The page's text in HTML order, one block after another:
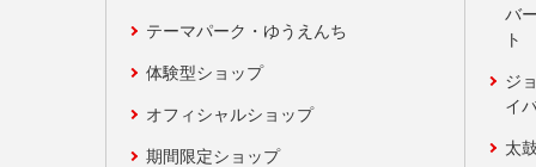
テーマパーク・ゆうえんち
体験型ショップ
オフィシャルショップ
期間限定ショップ
バ
ト
ジ
イ
太